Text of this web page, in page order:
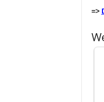
=>